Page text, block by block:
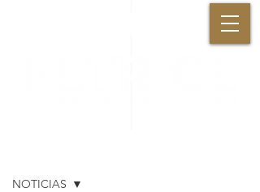
NOTICIAS